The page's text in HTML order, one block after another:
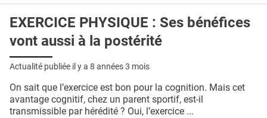
EXERCICE PHYSIQUE : Ses bénéfices
vont aussi à la postérité
Actualité publiée il y a 8 années 3 mois
On sait que l’exercice est bon pour la cognition. Mais cet
avantage cognitif, chez un parent sportif, est-il
transmissible par hérédité ? Oui, l’exercice ...